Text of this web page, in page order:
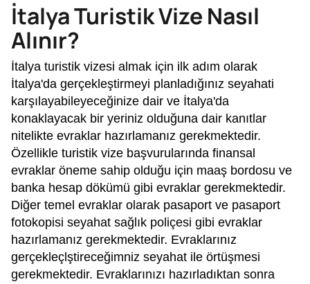
İtalya Turistik Vize Nasıl
Alınır?
İtalya turistik vizesi almak için ilk adım olarak
İtalya'da gerçekleştirmeyi planladığınız seyahati
karşılayabileyeceğinize dair ve İtalya'da
konaklayacak bir yeriniz olduğuna dair kanıtlar
nitelikte evraklar hazırlamanız gerekmektedir.
Özellikle turistik vize başvurularında finansal
evraklar öneme sahip olduğu için maaş bordosu ve
banka hesap dökümü gibi evraklar gerekmektedir.
Diğer temel evraklar olarak pasaport ve pasaport
fotokopisi seyahat sağlık poliçesi gibi evraklar
hazırlamanız gerekmektedir. Evraklarınız
gerçekleçlştireceğimniz seyahat ile örtüşmesi
gerekmektedir. Evraklarınızı hazırladıktan sonra